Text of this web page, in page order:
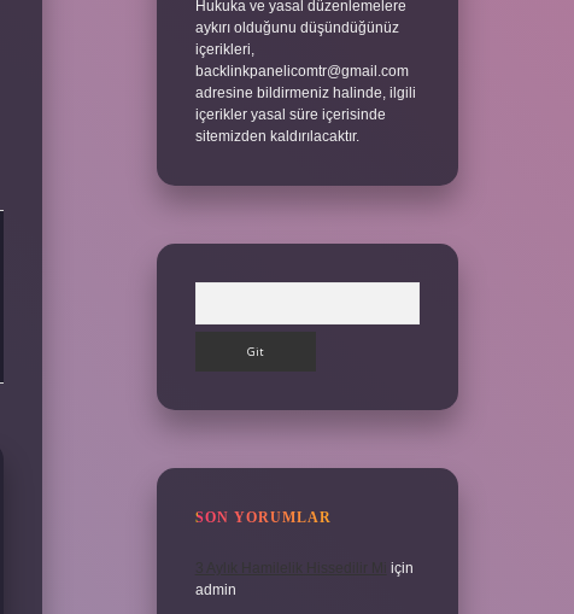
Hukuka ve yasal düzenlemelere
aykırı olduğunu düşündüğünüz
içerikleri,
backlinkpanelicomtr@gmail.com
adresine bildirmeniz halinde, ilgili
içerikler yasal süre içerisinde
sitemizden kaldırılacaktır.
SON YORUMLAR
için
admin